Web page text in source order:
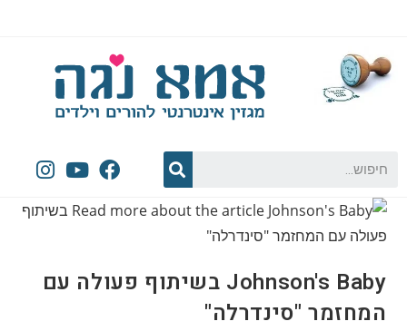
Johnson's Baby בשיתוף פעולה עם
המחזמר "סינדרלה"